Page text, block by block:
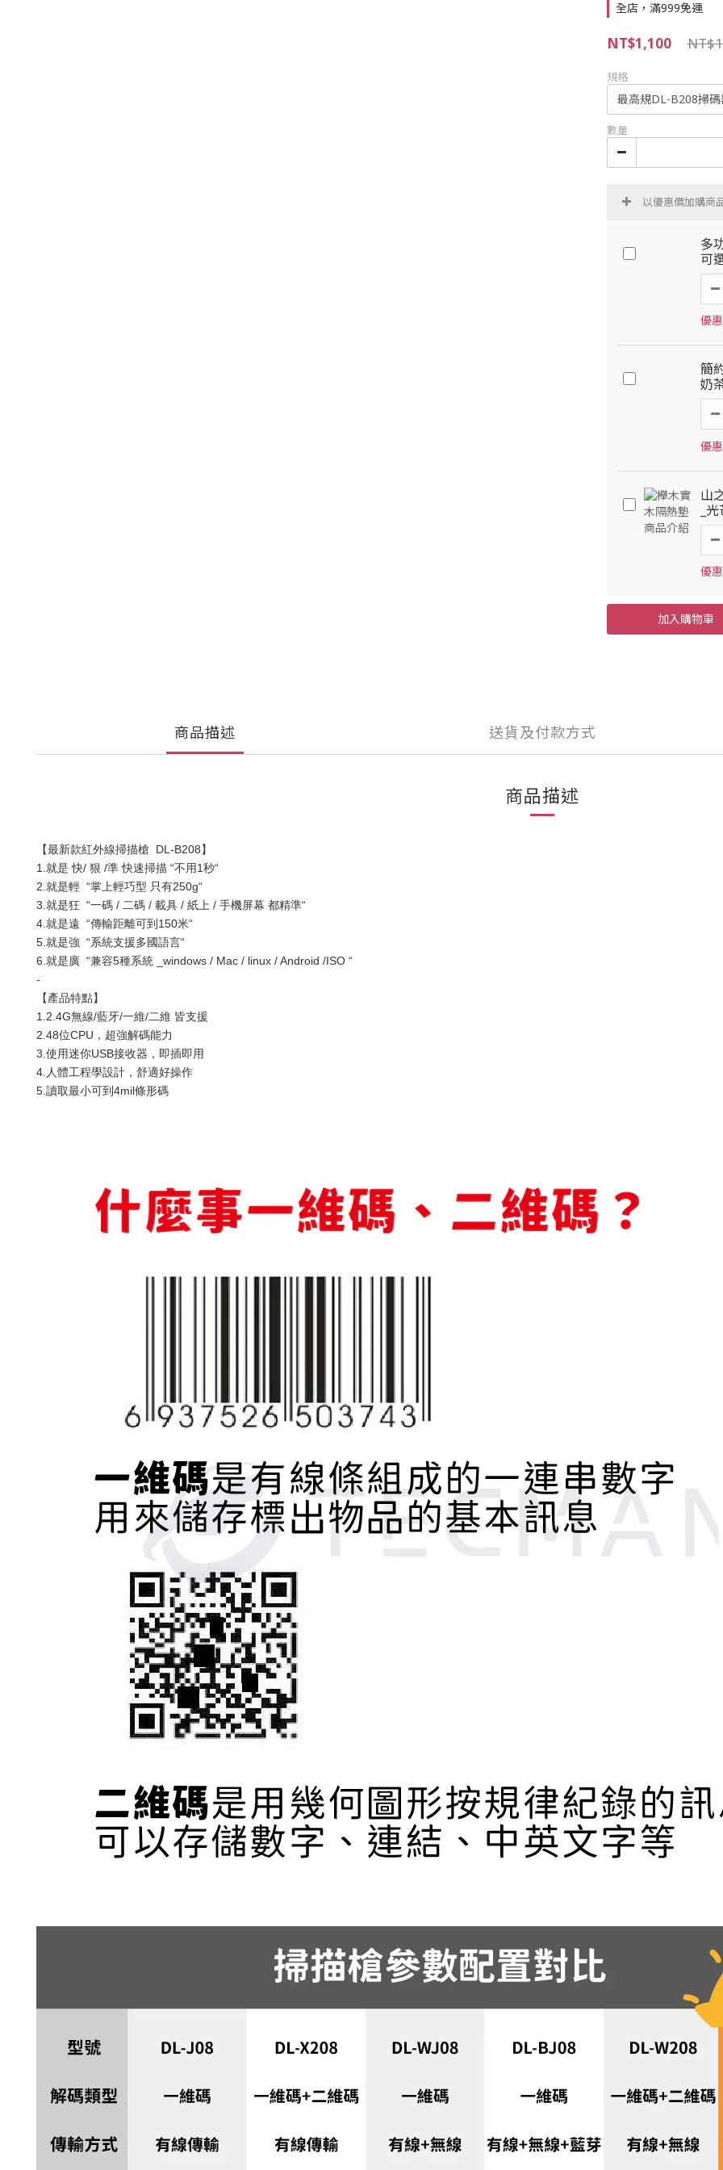
全店，滿999免運
NT$1,100
規格
數量
以優惠價加購商
多
可
優
簡
奶
優
山
_
優
加入購物車
商品描述 送貨及付款方式
商品描述
【最新款紅外線掃描槍  DL-B208】
1.就是 快/ 狠 /準 快速掃描 “不用1秒“
2.就是輕  “掌上輕巧型 只有250g“
3.就是狂  “一碼 / 二碼 / 載具 / 紙上 / 手機屏幕 都精準“
4.就是遠  “傳輸距離可到150米“
5.就是強  “系統支援多國語言“
6.就是廣  “兼容5種系統 _windows / Mac / linux / Android /ISO “
-
【產品特點】
1.2.4G無線/藍牙/一維/二維 皆支援
2.48位CPU，超強解碼能力
3.使用迷你USB接收器，即插即用
4.人體工程學設計，舒適好操作
5.讀取最小可到4mil條形碼